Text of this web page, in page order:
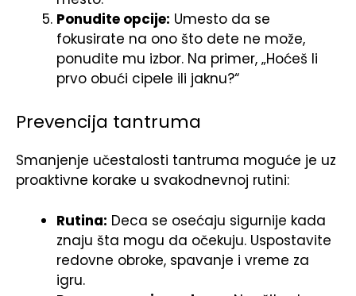
Ponudite opcije: Umesto da se
fokusirate na ono što dete ne može,
ponudite mu izbor. Na primer, „Hoćeš li
prvo obući cipele ili jaknu?“
Prevencija tantruma
Smanjenje učestalosti tantruma moguće je uz
proaktivne korake u svakodnevnoj rutini:
Rutina: Deca se osećaju sigurnije kada
znaju šta mogu da očekuju. Uspostavite
redovne obroke, spavanje i vreme za
igru.